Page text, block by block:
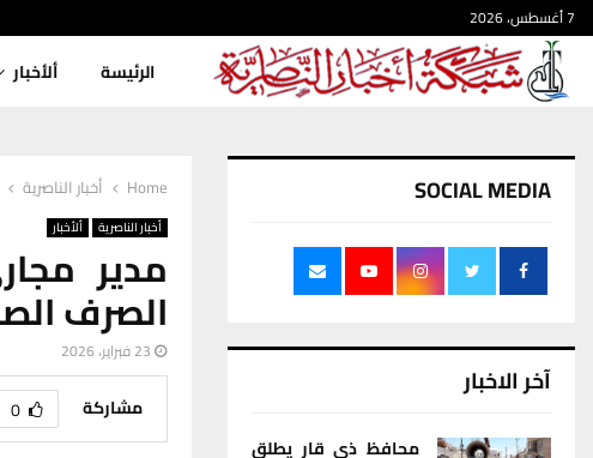
7 أغسطس، 2026
الرئيسة ألأخبار
Home أخبار الناصرية
أخبار الناصرية ألأخبار
مدير
الصرف
23 فبراير، 2026
مشاركة 0
SOCIAL MEDIA
آخر الاخبار
محافظ ذي قار يطلق